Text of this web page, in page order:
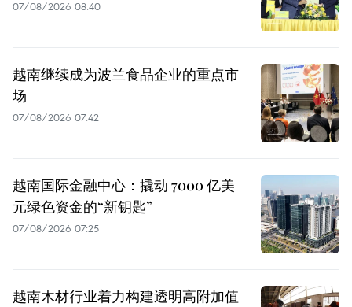
07/08/2026 08:40
越南继续成为波兰食品企业的重点市
场
07/08/2026 07:42
越南国际金融中心：撬动 7000 亿美
元绿色资金的“新钥匙”
07/08/2026 07:25
越南木材行业着力构建透明高附加值